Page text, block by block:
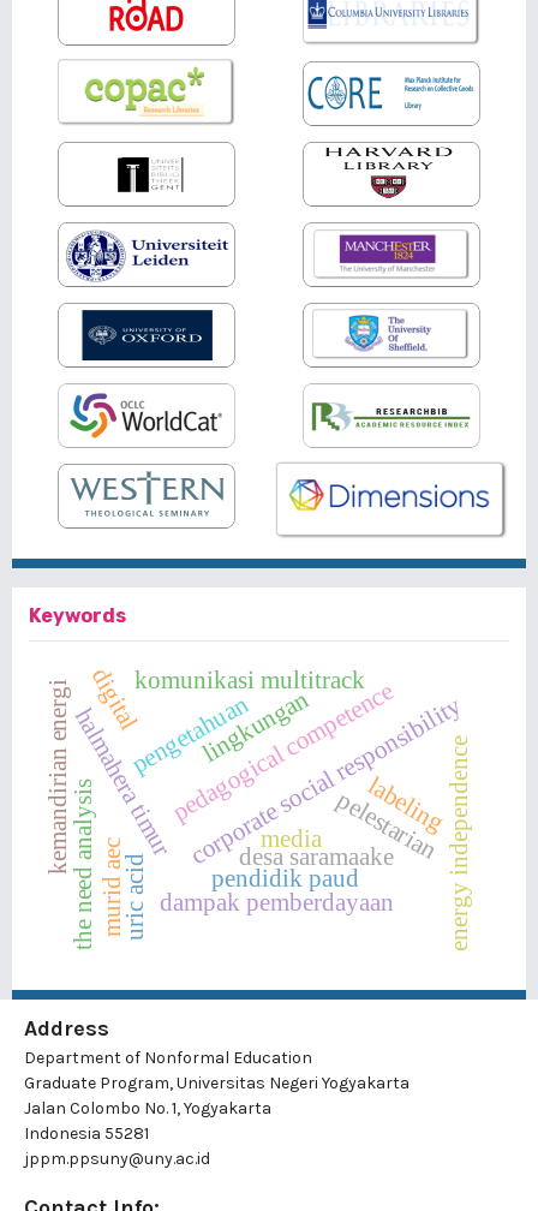
Keywords
corporate social responsibility
pedagogical competence
lingkungan
desa saramaake
halmahera timur
pendidik paud
pengetahuan
dampak pemberdayaan
kemandirian energi energy independence
komunikasi multitrack
pelestarian
the need analysis labeling
uric acid
media
digital
murid aec
Address
Department of Nonformal Education
Graduate Program, Universitas Negeri Yogyakarta
Jalan Colombo No. 1, Yogyakarta
Indonesia 55281
jppm.ppsuny@uny.ac.id